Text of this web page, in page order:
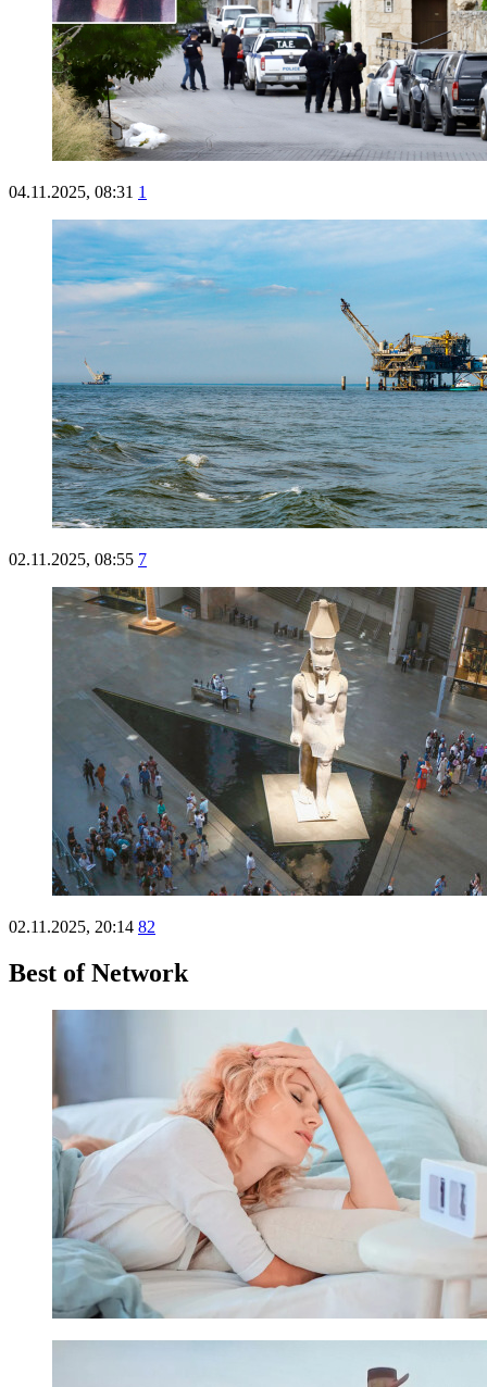
04.11.2025, 08:31 1
02.11.2025, 08:55 7
02.11.2025, 20:14 82
Best of Network